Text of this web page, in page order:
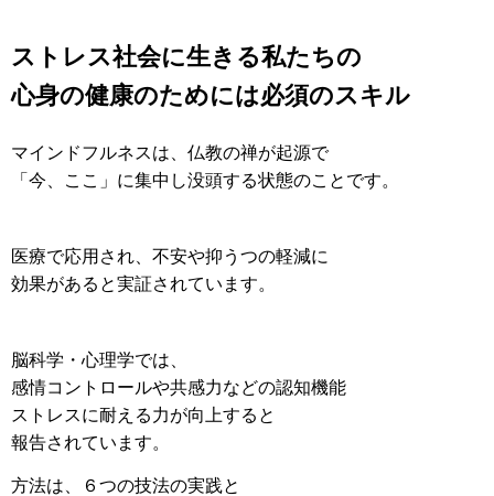
ストレス社会に生きる私たちの
心身の健康のためには必須のスキル
マインドフルネスは、仏教の禅が起源で
「今、ここ」に集中し没頭する状態のことです。
医療で応用され、不安や抑うつの軽減に
効果があると実証されています。
脳科学・心理学では、
感情コントロールや共感力などの認知機能
ストレスに耐える力が向上すると
報告されています。
方法は、６つの技法の実践と